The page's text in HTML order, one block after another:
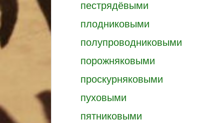
пестрядёвыми
плодниковыми
полупроводниковыми
порожняковыми
проскурняковыми
пуховыми
пятниковыми